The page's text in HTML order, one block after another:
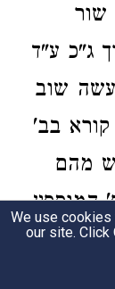
שור
ג"כ ע"ד
שוב
בב'
מהם
כלל.
We use
our site. Click